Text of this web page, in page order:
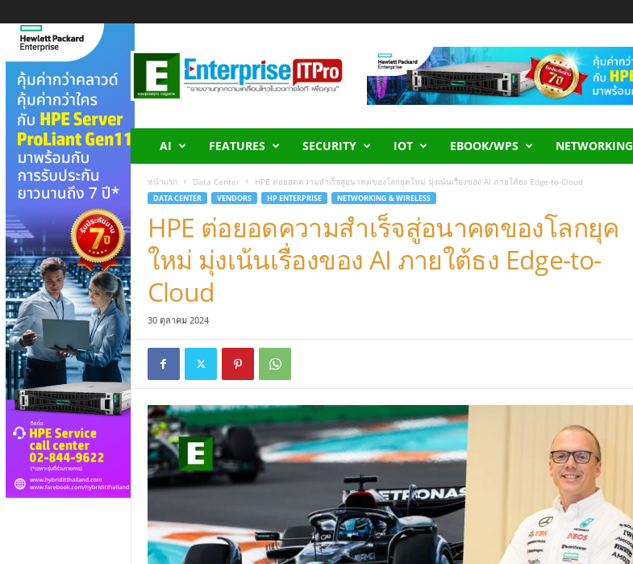
n
T
P
r
o
AI FEATURES SECURITY IOT EBOOK/WPS NETWORKING
หน้าแรก Data Center HPE ต่อยอดความสำเร็จสู่อนาคตของโลกยุคใหม่ มุ่งเน้นเรื่องของ AI ภายใต้ธง Edge-to-Cloud
DATA CENTER VENDORS HP ENTERPRISE NETWORKING & WIRELESS
HPE ต่อยอดความสำเร็จสู่อนาคตของโลกยุค
ใหม่ มุ่งเน้นเรื่องของ AI ภายใต้ธง Edge-to-
Cloud
30 ตุลาคม 2024